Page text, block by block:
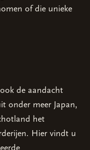
of die unieke
de aandacht
onder meer Japan,
het
Hier vindt u